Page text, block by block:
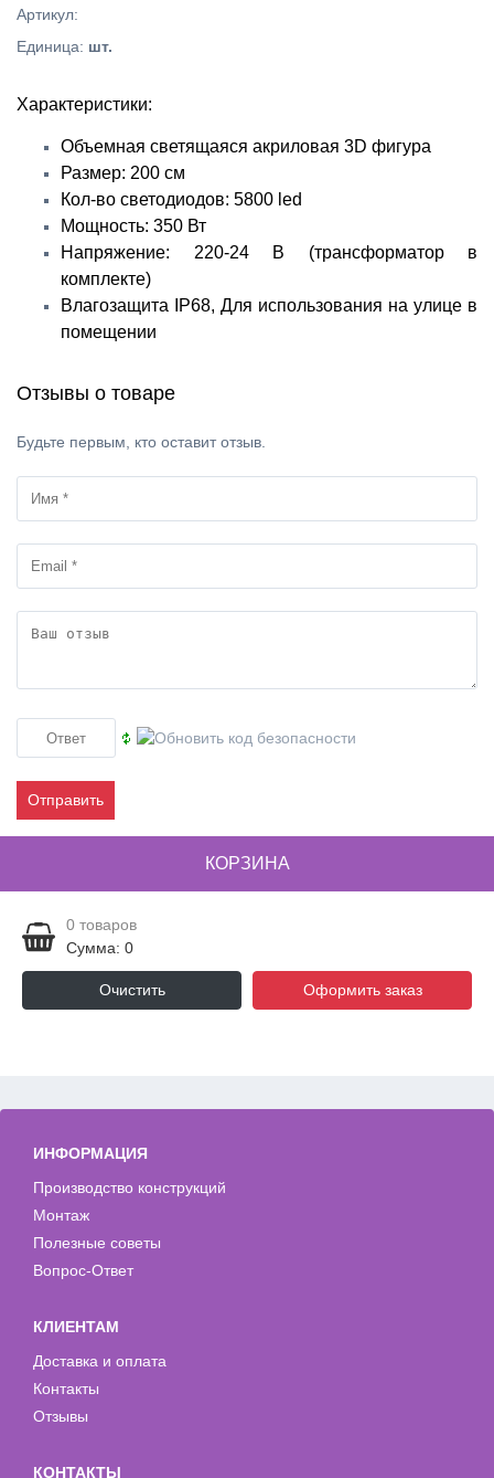
Артикул:
Единица: шт.
Характеристики:
Объемная светящаяся акриловая 3D фигура
Размер: 200 см
Кол-во светодиодов: 5800 led
Мощность: 350 Вт
Напряжение: 220-24 В (трансформатор в
комплекте)
Влагозащита IP68, Для использования на улице в
помещении
Отзывы о товаре
Будьте первым, кто оставит отзыв.
Отправить
КОРЗИНА
0 товаров
Сумма: 0
Очистить Оформить заказ
ИНФОРМАЦИЯ
Производство конструкций
Монтаж
Полезные советы
Вопрос-Ответ
КЛИЕНТАМ
Доставка и оплата
Контакты
Отзывы
КОНТАКТЫ